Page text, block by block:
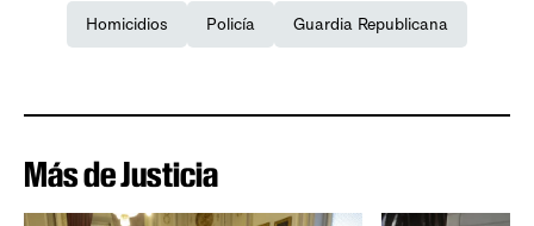
Homicidios Policía Guardia Republicana
Más de Justicia